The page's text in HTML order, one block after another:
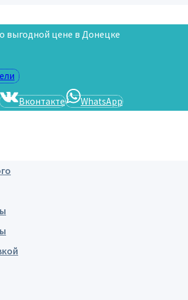
выгодной цене в Донецке
Вконтакте WhatsApp